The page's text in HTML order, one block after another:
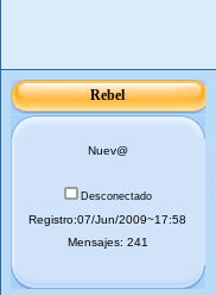
Rebel
Nuev@
Desconectado
Registro:07/Jun/2009~17:58
Mensajes: 241